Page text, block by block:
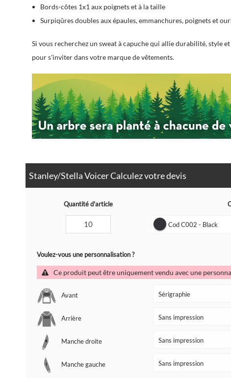
Bords-côtes 1x1 aux poignets et à la taille
Surpiqûres doubles aux épaules, emmanchures, poignets et
Si vous recherchez un sweat à capuche qui allie durabilité, style
pour s'inviter dans votre marque de vêtements.
Stanley/Stella Voicer Calculez votre devis
Quantité d'article
Cod C002 - Black
Voulez-vous une personnalisation ?
Ce produit peut être uniquement vendu avec une
Avant
Arrière
Manche droite
Manche gauche